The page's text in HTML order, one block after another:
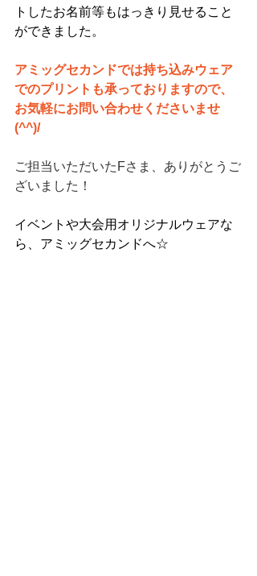
トしたお名前等もはっきり見せること
ができました。
アミッグセカンドでは持ち込みウェア
でのプリントも承っておりますので、
お気軽にお問い合わせくださいませ
(^^)/
ご担当いただいたFさま、ありがとうご
ざいました！
イベントや大会用オリジナルウェアな
ら、アミッグセカンドへ☆